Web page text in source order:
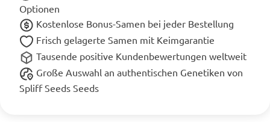
Optionen
Kostenlose Bonus-Samen bei jeder Bestellung
Frisch gelagerte Samen mit Keimgarantie
Tausende positive Kundenbewertungen weltweit
Große Auswahl an authentischen Genetiken von
Spliff Seeds Seeds